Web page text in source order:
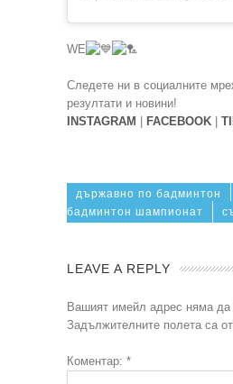
WE
Следете ни в социалните
резултати и новини!
INSTAGRAM
FACEBOOK
държавно по бадминтон
бадминтон шампионат
LEAVE A REPLY
Вашият имейл адрес няма да
Задължителните полета са
Коментар: *